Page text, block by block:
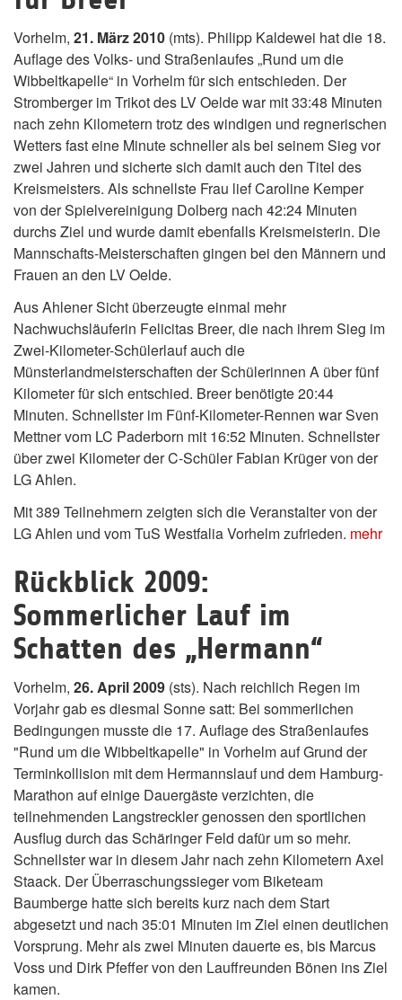
Vorhelm, 21. März 2010 (mts). Philipp Kaldewei hat die 18.
Auflage des Volks- und Straßenlaufes „Rund um die
Wibbeltkapelle“ in Vorhelm für sich entschieden. Der
Stromberger im Trikot des LV Oelde war mit 33:48 Minuten
nach zehn Kilometern trotz des windigen und regnerischen
Wetters fast eine Minute schneller als bei seinem Sieg vor
zwei Jahren und sicherte sich damit auch den Titel des
Kreismeisters. Als schnellste Frau lief Caroline Kemper
von der Spielvereinigung Dolberg nach 42:24 Minuten
durchs Ziel und wurde damit ebenfalls Kreismeisterin. Die
Mannschafts-Meisterschaften gingen bei den Männern und
Frauen an den LV Oelde.
Aus Ahlener Sicht überzeugte einmal mehr
Nachwuchsläuferin Felicitas Breer, die nach ihrem Sieg im
Zwei-Kilometer-Schülerlauf auch die
Münsterlandmeisterschaften der Schülerinnen A über fünf
Kilometer für sich entschied. Breer benötigte 20:44
Minuten. Schnellster im Fünf-Kilometer-Rennen war Sven
Mettner vom LC Paderborn mit 16:52 Minuten. Schnellster
über zwei Kilometer der C-Schüler Fabian Krüger von der
LG Ahlen.
Mit 389 Teilnehmern zeigten sich die Veranstalter von der
LG Ahlen und vom TuS Westfalia Vorhelm zufrieden. mehr
Rückblick 2009:
Sommerlicher Lauf im
Schatten des „Hermann“
Vorhelm, 26. April 2009 (sts). Nach reichlich Regen im
Vorjahr gab es diesmal Sonne satt: Bei sommerlichen
Bedingungen musste die 17. Auflage des Straßenlaufes
"Rund um die Wibbeltkapelle" in Vorhelm auf Grund der
Terminkollision mit dem Hermannslauf und dem Hamburg-
Marathon auf einige Dauergäste verzichten, die
teilnehmenden Langstreckler genossen den sportlichen
Ausflug durch das Schäringer Feld dafür um so mehr.
Schnellster war in diesem Jahr nach zehn Kilometern Axel
Staack. Der Überraschungssieger vom Biketeam
Baumberge hatte sich bereits kurz nach dem Start
abgesetzt und nach 35:01 Minuten im Ziel einen deutlichen
Vorsprung. Mehr als zwei Minuten dauerte es, bis Marcus
Voss und Dirk Pfeffer von den Lauffreunden Bönen ins Ziel
kamen.